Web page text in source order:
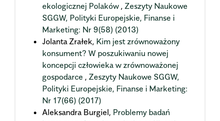
ekologicznej Polaków , Zeszyty Naukowe
SGGW, Polityki Europejskie, Finanse i
Marketing: Nr 9(58) (2013)
Jolanta Zrałek, Kim jest zrównoważony
konsument? W poszukiwaniu nowej
koncepcji człowieka w zrównoważonej
gospodarce , Zeszyty Naukowe SGGW,
Polityki Europejskie, Finanse i Marketing:
Nr 17(66) (2017)
Aleksandra Burgiel, Problemy badań